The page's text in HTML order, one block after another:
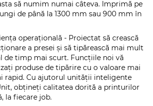
să numim numai câteva. Imprimă pe
de până la 1300 mm sau 900 mm în
operaţională - Proiectat să crească
a presei şi să tipărească mai mult
de timp mai scurt. Funcţiile noi vă
produse de tipărire cu o valoare mai
rapid. Cu ajutorul unităţii inteligente
obţineţi calitatea dorită a printurilor
la fiecare job.